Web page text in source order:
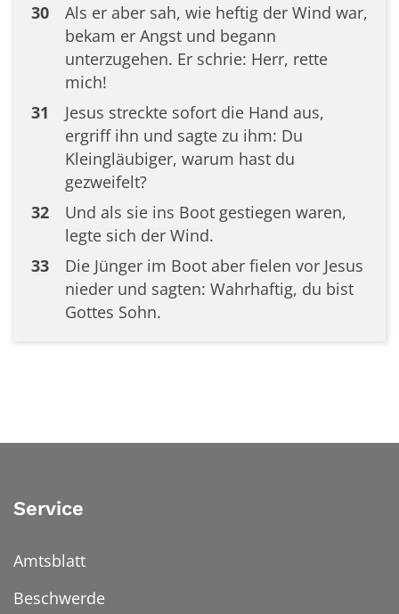
30
Als er aber sah, wie heftig der Wind war,
bekam er Angst und begann
unterzugehen. Er schrie: Herr, rette
mich!
31
Jesus streckte sofort die Hand aus,
ergriff ihn und sagte zu ihm: Du
Kleingläubiger, warum hast du
gezweifelt?
32
Und als sie ins Boot gestiegen waren,
legte sich der Wind.
33
Die Jünger im Boot aber fielen vor Jesus
nieder und sagten: Wahrhaftig, du bist
Gottes Sohn.
Service
Amtsblatt
Beschwerde